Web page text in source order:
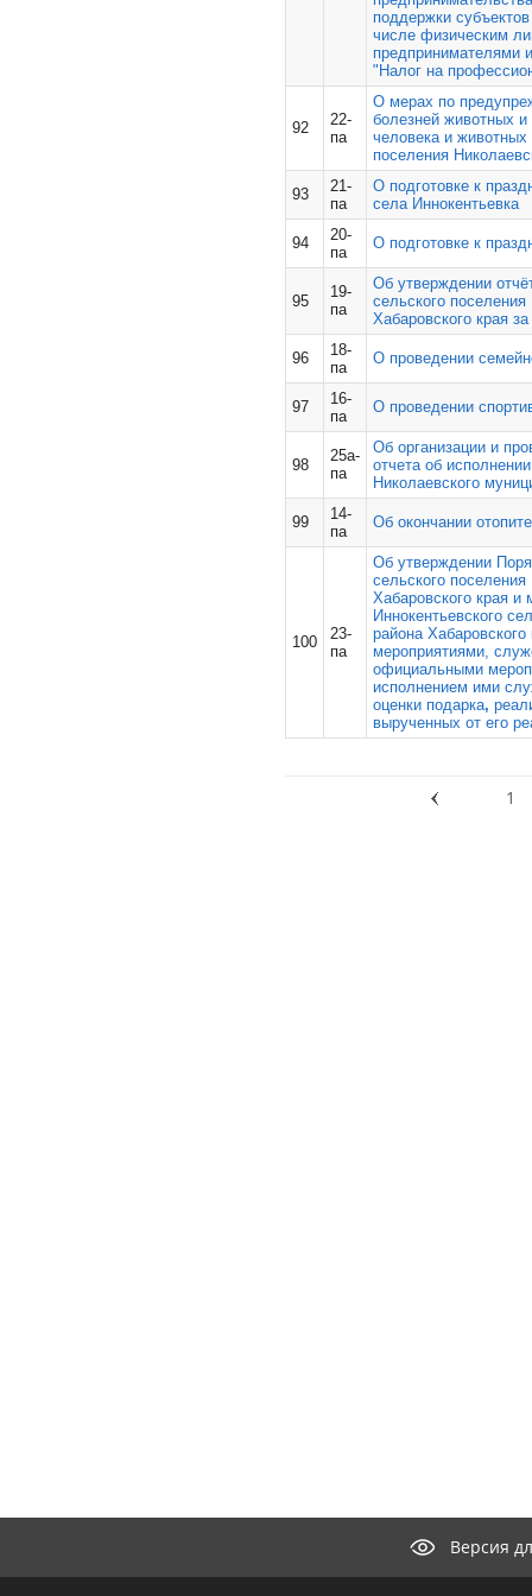
поддержки
числе физическим
предпринимателями
"Налог на
92
22-
па
О мерах по
болезней животных
человека и животных
поселения
93
21-
па
О подготовке к
села Иннокентьевка
94
20-
па
О подготовке к
95
19-
па
Об утверждении
сельского
Хабаровского края
96
18-
па
О проведении
97
16-
па
О проведении
98
25а-
па
Об организации и
отчета об
Николаевского
99
14-
па
Об окончании
100
23-
па
Об утверждении
сельского
Хабаровского края
Иннокентьевского
района
мероприятиями,
официальными
исполнением ими
оценки подарка,
вырученных от его
1
Версия